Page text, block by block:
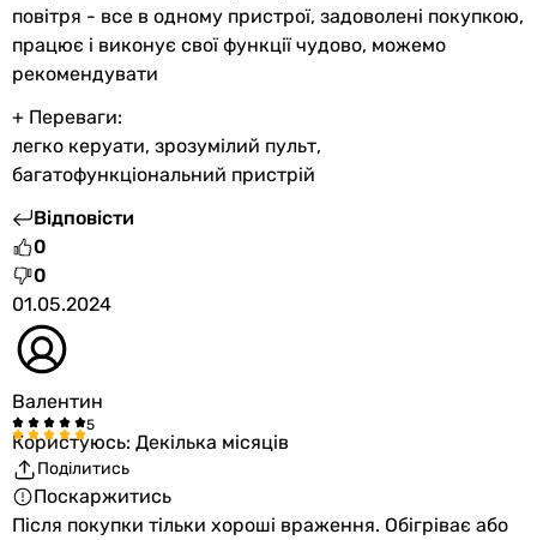
повітря - все в одному пристрої, задоволені покупкою,
працює і виконує свої функції чудово, можемо
рекомендувати
+ Переваги:
легко керуати, зрозумілий пульт,
багатофункціональний пристрій
Відповісти
0
0
01.05.2024
Валентин
Користуюсь: Декілька місяців
Поділитись
Поскаржитись
Після покупки тільки хороші враження. Обігріває або